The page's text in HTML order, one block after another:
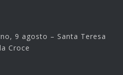
9 agosto – Santa Teresa
Croce